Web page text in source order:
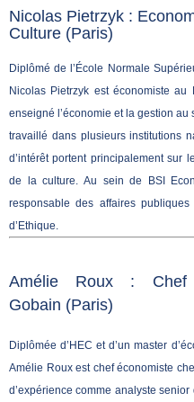
Nicolas Pietrzyk :
Culture (Paris)
Diplômé de l’École Normale
Nicolas Pietrzyk est économiste
enseigné l’économie et la gestion
travaillé dans plusieurs institutions
d’intérêt portent principalement sur
de la culture. Au sein de BSI
responsable des affaires
d’Ethique.
Amélie Roux : Chef
Gobain (Paris)
Diplômée d’HEC et d’un master
Amélie Roux est chef économiste
d’expérience comme analyste